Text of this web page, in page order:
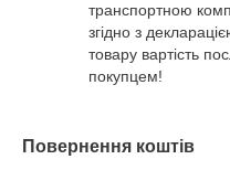
транспортною
згідно з
товару вартість
покупцем!
Повернення коштів